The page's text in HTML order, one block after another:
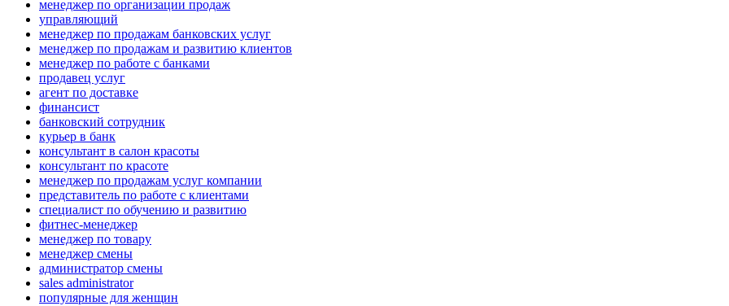
менеджер по организации продаж
управляющий
менеджер по продажам банковских услуг
менеджер по продажам и развитию клиентов
менеджер по работе с банками
продавец услуг
агент по доставке
финансист
банковский сотрудник
курьер в банк
консультант в салон красоты
консультант по красоте
менеджер по продажам услуг компании
представитель по работе с клиентами
специалист по обучению и развитию
фитнес-менеджер
менеджер по товару
менеджер смены
администратор смены
sales administrator
популярные для женщин